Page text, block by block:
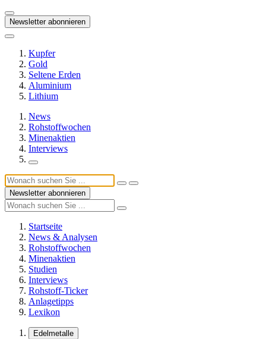
Newsletter abonnieren
Kupfer
Gold
Seltene Erden
Aluminium
Lithium
News
Rohstoffwochen
Minenaktien
Interviews
Newsletter abonnieren
Startseite
News & Analysen
Rohstoffwochen
Minenaktien
Studien
Interviews
Rohstoff-Ticker
Anlagetipps
Lexikon
Edelmetalle